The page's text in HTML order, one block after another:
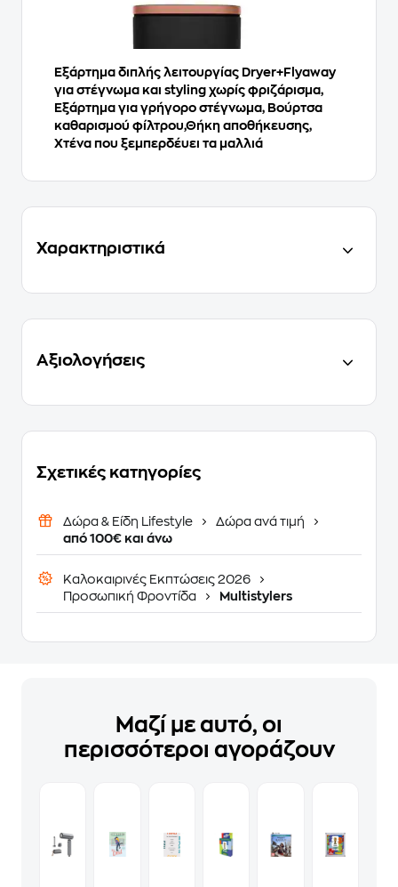
Εξάρτημα διπλής λειτουργίας Dryer+Flyaway
για στέγνωμα και styling χωρίς φριζάρισμα,
Εξάρτημα για γρήγορο στέγνωμα, Βούρτσα
καθαρισμού φίλτρου,Θήκη αποθήκευσης,
Χτένα που ξεμπερδέυει τα μαλλιά
Χαρακτηριστικά
Αξιολογήσεις
Σχετικές κατηγορίες
Δώρα & Είδη Lifestyle
Δώρα ανά τιμή
από 100€ και άνω
Καλοκαιρινές Εκπτώσεις 2026
Προσωπική Φροντίδα
Multistylers
Μαζί με αυτό, οι
περισσότεροι αγοράζουν